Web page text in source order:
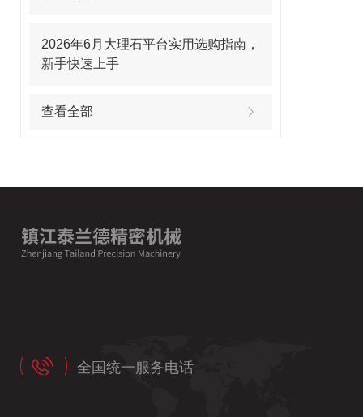
2026年6月大理石平台实用选购指南，
新手快速上手
查看全部
全国统一服务电话